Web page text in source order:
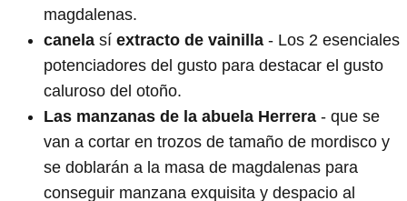
magdalenas.
canela sí extracto de vainilla - Los 2 esenciales
potenciadores del gusto para destacar el gusto
caluroso del otoño.
Las manzanas de la abuela Herrera - que se
van a cortar en trozos de tamaño de mordisco y
se doblarán a la masa de magdalenas para
conseguir manzana exquisita y despacio al